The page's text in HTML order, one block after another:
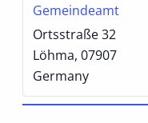
Gemeindeamt
Ortsstraße 32
Löhma, 07907
Germany